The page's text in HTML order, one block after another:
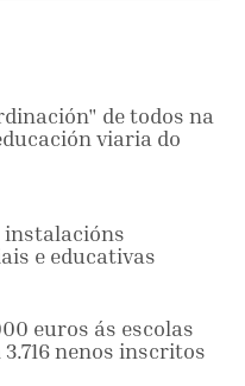
de todos na
viaria do
instalacións
e educativas
euros ás escolas
nenos inscritos